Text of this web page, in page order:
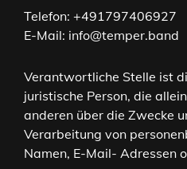
Telefon: +491797406927
E-Mail: info@temper.band
Verantwortliche Stelle ist
juristische Person, die
anderen über die Zwecke
Verarbeitung von
Namen, E-Mail- Adressen